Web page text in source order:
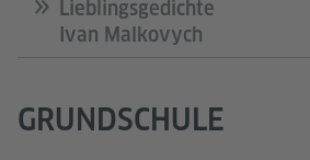
Lieblingsgedichte
Ivan Malkovych
GRUNDSCHULE